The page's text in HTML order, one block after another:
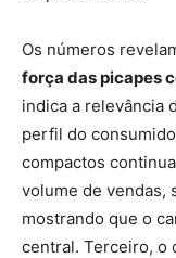
Os números
força das picapes
indica a relevância
perfil do
compactos
volume de vendas,
mostrando que o
central. Terceiro, o